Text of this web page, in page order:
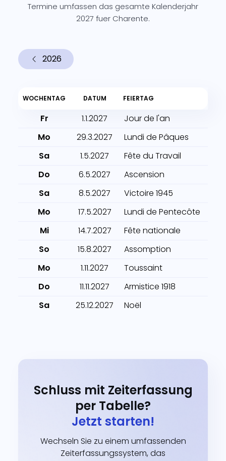
Termine umfassen das gesamte Kalenderjahr
2027 fuer Charente.
2026
WOCHENTAG DATUM FEIERTAG
Fr 1.1.2027
Jour de l'an
Mo
29.3.2027
Lundi de Pâques
Sa
1.5.2027
Fête du Travail
Do
6.5.2027
Ascension
Sa
8.5.2027
Victoire 1945
Mo
17.5.2027
Lundi de Pentecôte
Mi
14.7.2027
Fête nationale
So
15.8.2027
Assomption
Mo
1.11.2027
Toussaint
Do
11.11.2027
Armistice 1918
Sa
25.12.2027 Noël
Schluss mit Zeiterfassung
per Tabelle?
Jetzt starten!
Wechseln Sie zu einem umfassenden
Zeiterfassungssystem, das